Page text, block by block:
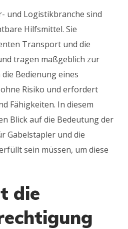
und Logistikbranche sind
Hilfsmittel. Sie
Transport und die
tragen maßgeblich zur
Bedienung eines
Risiko und erfordert
Fähigkeiten. In diesem
Blick auf die Bedeutung der
Gabelstapler und die
sein müssen, um diese
die